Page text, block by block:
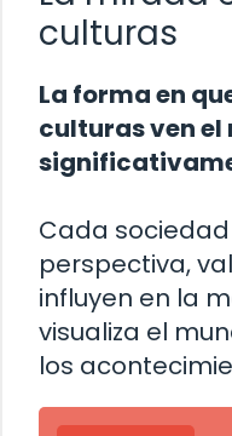
culturas
La forma en
culturas ven
Cada
perspectiva,
influyen en la
visualiza el
los